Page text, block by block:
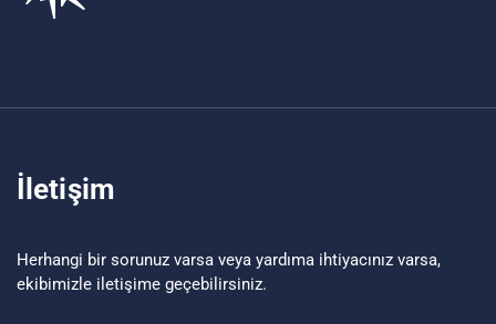
İletişim
Herhangi bir sorunuz varsa veya yardıma ihtiyacınız varsa,
ekibimizle iletişime geçebilirsiniz.